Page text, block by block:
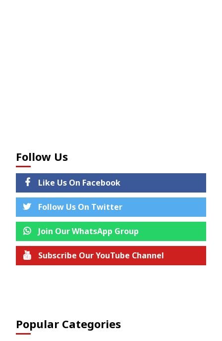
Follow Us
Like Us On Facebook
Follow Us On Twitter
Join Our WhatsApp Group
Subscribe Our YouTube Channel
Popular Categories